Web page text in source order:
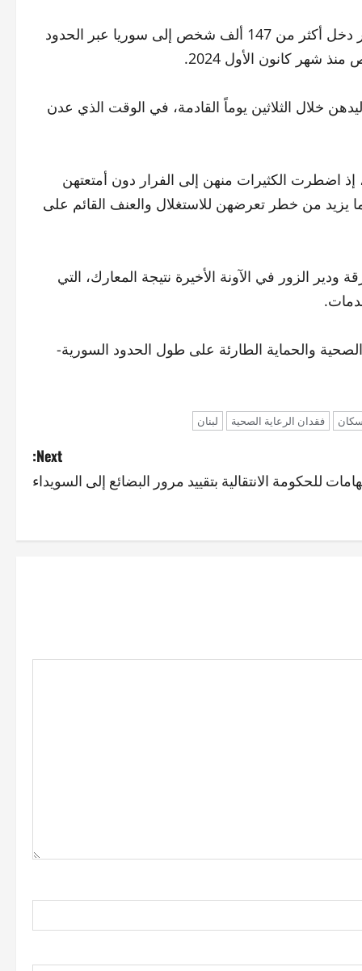
الصندوق قال في تقرير صدر أمس الإثنين إنه منذ بداية شهر آذار دخل أكثر من 147 ألف شخص إلى سوريا عبر الحدود
من النساء قد يضعن مواليدهن خلال الثلاثين يوماً القادمة، في الوقت الذي عدن
اضطرت الكثيرات منهن إلى الفرار دون أمتعتهن
من خطر تعرضهن للاستغلال والعنف القائم على
الزور في الآونة الأخيرة نتيجة المعارك، التي
والحماية الطارئة على طول الحدود السورية-
فقدان الرعاية الصحية لبنان
Next:
للحكومة الانتقالية بتقييد مرور البضائع إلى السويداء